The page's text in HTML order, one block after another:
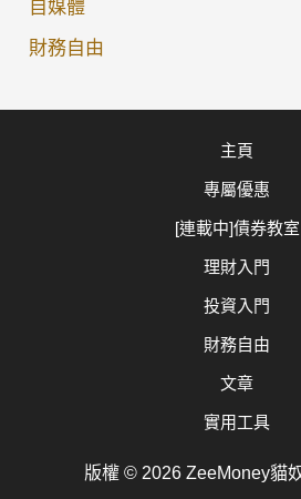
自媒體
財務自由
主頁
專屬優惠
[連載中]債券教室
理財入門
投資入門
財務自由
文章
實用工具
版權 © 2026 ZeeMoney貓